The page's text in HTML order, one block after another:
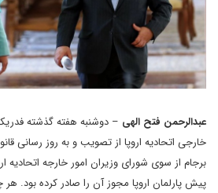
عبدالرحمن فتح الهی – دوشنبه هفته گذشته
خارجی اتحادیه اروپا از تصویب و به روز رسانی
برجام از سوی شورای وزیران امور خارجه اتحادیه
پیش پارلمان اروپا مجوز آن را صادر کرده بود.